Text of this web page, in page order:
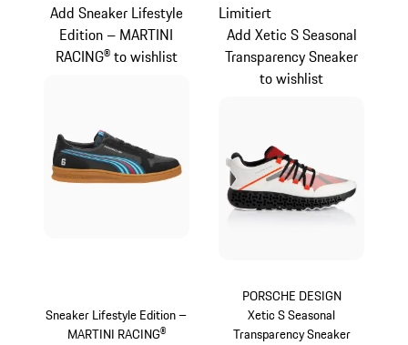
Sneaker Lifestyle Edition –
MARTINI RACING®
Add Sneaker Lifestyle
Edition – MARTINI
RACING® to wishlist
PORSCHE DESIGN
Xetic S Seasonal
Transparency Sneaker
Limitiert
Add Xetic S Seasonal
Transparency Sneaker
to wishlist